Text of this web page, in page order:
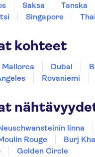
Saksa Tanska
Singapore
kohteet
Mallorca Dubai
Rovaniemi
linna
Rouge Burj
Golden Circle